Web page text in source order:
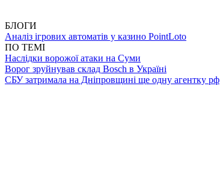
БЛОГИ
Аналіз ігрових автоматів у казино PointLoto
ПО ТЕМІ
Наслідки ворожої атаки на Суми
Ворог зруйнував склад Bosch в Україні
СБУ затримала на Дніпровщині ще одну агентку рф